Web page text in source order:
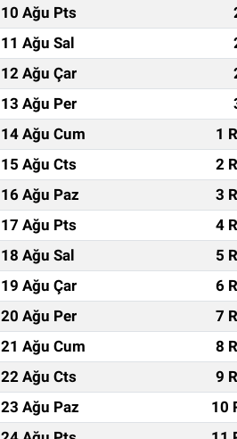
10 Ağu Pts
11 Ağu Sal
12 Ağu Çar
13 Ağu Per
14 Ağu Cum
1
15 Ağu Cts
2
16 Ağu Paz
3
17 Ağu Pts
4
18 Ağu Sal
5
19 Ağu Çar
6
20 Ağu Per
7
21 Ağu Cum
8
22 Ağu Cts
9
23 Ağu Paz
10